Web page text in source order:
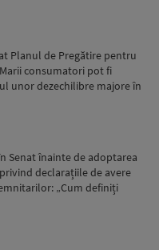
Planul de Pregătire pentru
consumatori pot fi
unor dezechilibre majore în
Senat înainte de adoptarea
declarațiile de avere
„Cum definiți